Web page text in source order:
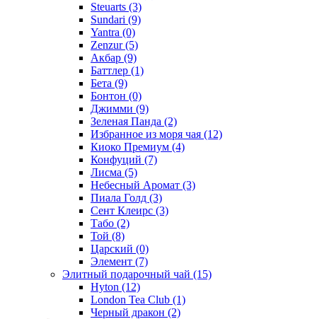
Steuarts (3)
Sundari (9)
Yantra (0)
Zenzur(5)
Акбар (9)
Баттлер (1)
Бета (9)
Бонтон (0)
Джимми (9)
Зеленая Панда (2)
Избранное из моря чая (12)
Киоко Премиум (4)
Конфуций (7)
Лисма (5)
Небесный Аромат (3)
Пиала Голд (3)
Сент Клеирс (3)
Табо (2)
Той (8)
Царский (0)
Элемент (7)
Элитный подарочный чай (15)
Hyton (12)
London Tea Club (1)
Черный дракон (2)